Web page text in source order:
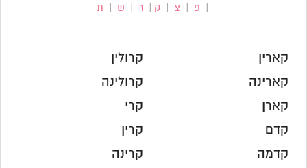
פ צ |ק |ר ש ת
קארין
קארינה
קארן
קדם
קדמה
קרולין
קרולינה
קרי
קרין
קרינה